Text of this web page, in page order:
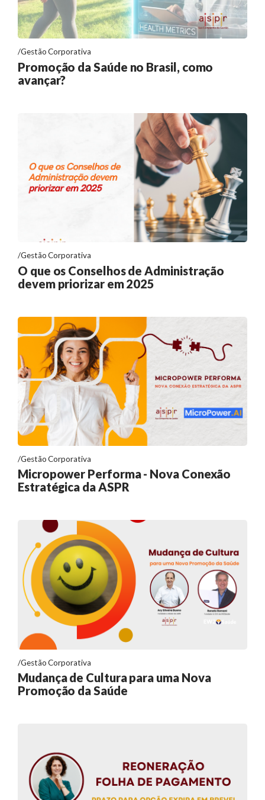
Gestão Corporativa
Promoção da Saúde no Brasil, como
avançar?
Gestão Corporativa
O que os Conselhos de Administração
devem priorizar em 2025
Gestão Corporativa
Micropower Performa - Nova Conexão
Estratégica da ASPR
Gestão Corporativa
Mudança de Cultura para uma Nova
Promoção da Saúde